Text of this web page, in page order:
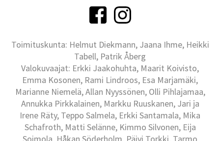
Toimituskunta: Helmut Diekmann, Jaana Ihme, Heikki
Tabell, Patrik Åberg
Valokuvaajat: Erkki Jaakohuhta, Maarit Koivisto,
Emma Kosonen, Rami Lindroos, Esa Marjamäki,
Marianne Niemelä, Allan Nyyssönen, Olli Pihlajamaa,
Annukka Pirkkalainen, Markku Ruuskanen, Jari ja
Irene Räty, Teppo Salmela, Erkki Santamala, Mika
Schafroth, Matti Selänne, Kimmo Silvonen, Eija